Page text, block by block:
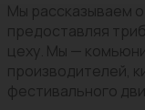
Мы рассказываем
предоставляя
цеху. Мы —
производителей,
фестивального